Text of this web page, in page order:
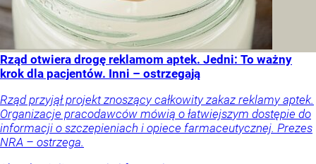
Rząd otwiera drogę reklamom aptek. Jedni: To ważny
krok dla pacjentów. Inni – ostrzegają
Rząd przyjął projekt znoszący całkowity zakaz reklamy aptek.
Organizacje pracodawców mówią o łatwiejszym dostępie do
informacji o szczepieniach i opiece farmaceutycznej. Prezes
NRA – ostrzega.